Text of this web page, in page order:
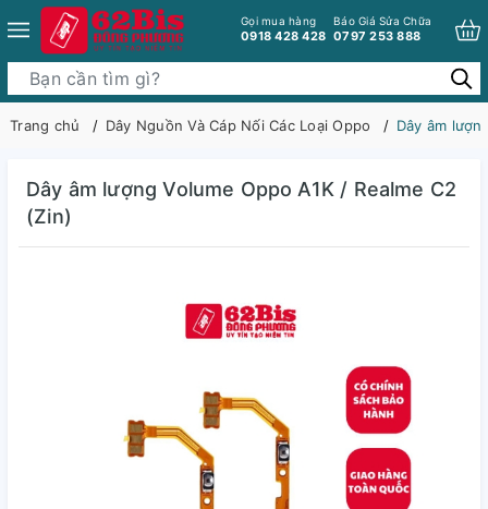
Gọi mua hàng
0918 428 428
Báo Giá Sửa Chữa
0797 253 888
Trang chủ Dây Nguồn Và Cáp Nối Các Loại Oppo Dây âm
Dây âm lượng Volume Oppo A1K / Realme C2
(Zin)